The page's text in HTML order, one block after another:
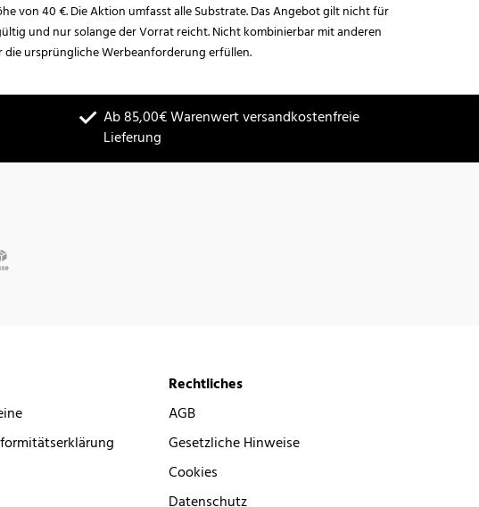
von 40 €. Die Aktion umfasst alle Substrate. Das Angebot gilt nicht für
und nur solange der Vorrat reicht. Nicht kombinierbar mit anderen
die ursprüngliche Werbeanforderung erfüllen.
Ab 85,00€ Warenwert versandkostenfreie
Lieferung
Rechtliches
AGB
Gesetzliche Hinweise
Cookies
Datenschutz